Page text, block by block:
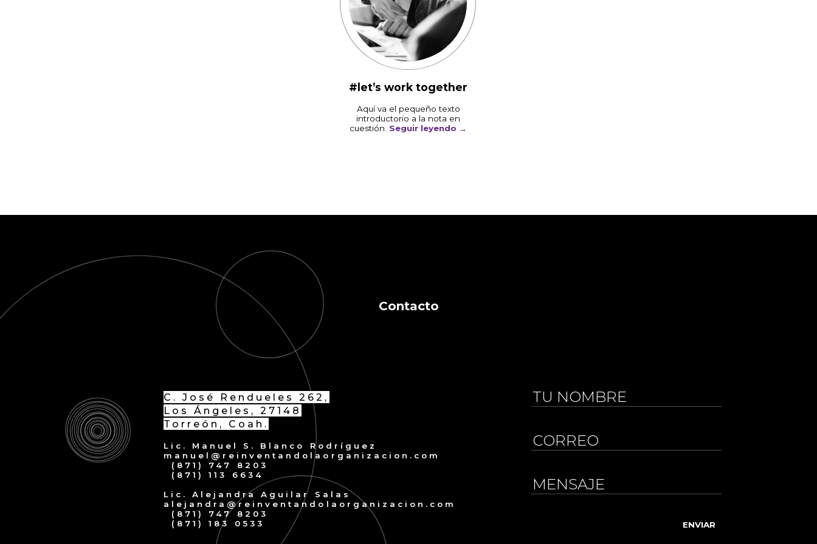
#let’s work together
Aquí va el pequeño texto
introductorio a la nota en
cuestión. Seguir leyendo →
Contacto
C. José Rendueles 262,
Los Ángeles, 27148
Torreón, Coah.
Lic. Manuel S. Blanco Rodríguez
manuel@reinventandolaorganizacion.com
(871) 747 8203
(871) 113 6634
Lic. Alejandra Aguilar Salas
alejandra@reinventandolaorganizacion.com
(871) 747 8203
(871) 183 0533